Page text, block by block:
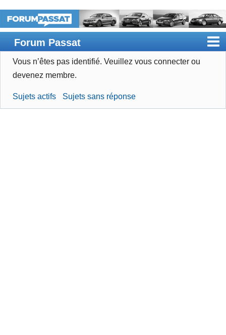
Forum Passat
Accueil
Devenir membre
Vous n’êtes pas identifié. Veuillez vous connecter ou
devenez membre.
Sujets actifs Sujets sans réponse